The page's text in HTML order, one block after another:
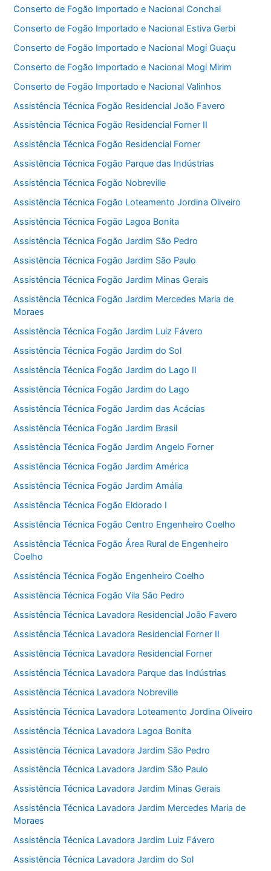
Conserto de Fogão Importado e Nacional Conchal
Conserto de Fogão Importado e Nacional Estiva Gerbi
Conserto de Fogão Importado e Nacional Mogi Guaçu
Conserto de Fogão Importado e Nacional Mogi Mirim
Conserto de Fogão Importado e Nacional Valinhos
Assistência Técnica Fogão Residencial João Favero
Assistência Técnica Fogão Residencial Forner II
Assistência Técnica Fogão Residencial Forner
Assistência Técnica Fogão Parque das Indústrias
Assistência Técnica Fogão Nobreville
Assistência Técnica Fogão Loteamento Jordina Oliveiro
Assistência Técnica Fogão Lagoa Bonita
Assistência Técnica Fogão Jardim São Pedro
Assistência Técnica Fogão Jardim São Paulo
Assistência Técnica Fogão Jardim Minas Gerais
Assistência Técnica Fogão Jardim Mercedes Maria de
Moraes
Assistência Técnica Fogão Jardim Luiz Fávero
Assistência Técnica Fogão Jardim do Sol
Assistência Técnica Fogão Jardim do Lago II
Assistência Técnica Fogão Jardim do Lago
Assistência Técnica Fogão Jardim das Acácias
Assistência Técnica Fogão Jardim Brasil
Assistência Técnica Fogão Jardim Angelo Forner
Assistência Técnica Fogão Jardim América
Assistência Técnica Fogão Jardim Amália
Assistência Técnica Fogão Eldorado I
Assistência Técnica Fogão Centro Engenheiro Coelho
Assistência Técnica Fogão Área Rural de Engenheiro
Coelho
Assistência Técnica Fogão Engenheiro Coelho
Assistência Técnica Fogão Vila São Pedro
Assistência Técnica Lavadora Residencial João Favero
Assistência Técnica Lavadora Residencial Forner II
Assistência Técnica Lavadora Residencial Forner
Assistência Técnica Lavadora Parque das Indústrias
Assistência Técnica Lavadora Nobreville
Assistência Técnica Lavadora Loteamento Jordina Oliveiro
Assistência Técnica Lavadora Lagoa Bonita
Assistência Técnica Lavadora Jardim São Pedro
Assistência Técnica Lavadora Jardim São Paulo
Assistência Técnica Lavadora Jardim Minas Gerais
Assistência Técnica Lavadora Jardim Mercedes Maria de
Moraes
Assistência Técnica Lavadora Jardim Luiz Fávero
Assistência Técnica Lavadora Jardim do Sol